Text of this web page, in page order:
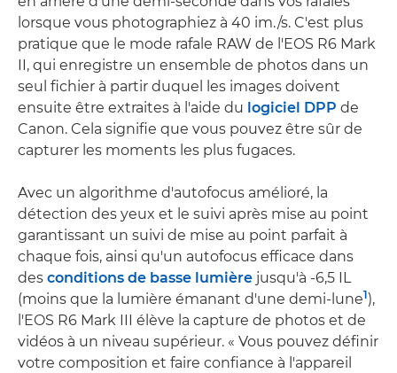
lorsque vous photographiez à 40 im./s. C'est plus
pratique que le mode rafale RAW de l'EOS R6 Mark
II, qui enregistre un ensemble de photos dans un
seul fichier à partir duquel les images doivent
ensuite être extraites à l'aide du logiciel DPP de
Canon. Cela signifie que vous pouvez être sûr de
capturer les moments les plus fugaces.
Avec un algorithme d'autofocus amélioré, la
détection des yeux et le suivi après mise au point
garantissant un suivi de mise au point parfait à
chaque fois, ainsi qu'un autofocus efficace dans
des conditions de basse lumière jusqu'à -6,5 IL
(moins que la lumière émanant d'une demi-lune1),
l'EOS R6 Mark III élève la capture de photos et de
vidéos à un niveau supérieur. « Vous pouvez définir
votre composition et faire confiance à l'appareil